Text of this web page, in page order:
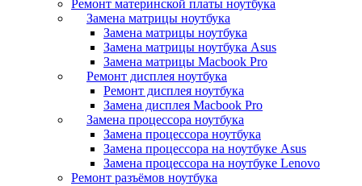
Ремонт материнской платы ноутбука
Замена матрицы ноутбука
Замена матрицы ноутбука
Замена матрицы ноутбука Asus
Замена матрицы Macbook Pro
Ремонт дисплея ноутбука
Ремонт дисплея ноутбука
Замена дисплея Macbook Pro
Замена процессора ноутбука
Замена процессора ноутбука
Замена процессора на ноутбуке Asus
Замена процессора на ноутбуке Lenovo
Ремонт разъёмов ноутбука